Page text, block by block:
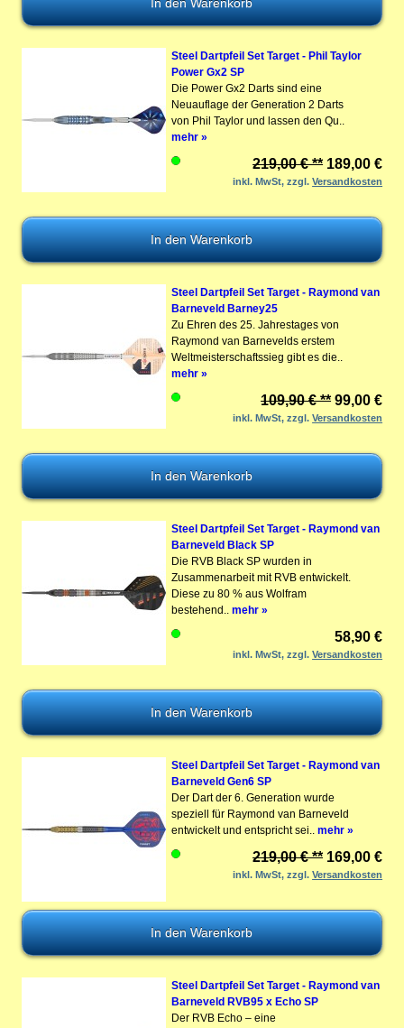
Steel Dartpfeil Set Target - Phil Taylor
Power Gx2 SP
Die Power Gx2 Darts sind eine
Neuauflage der Generation 2 Darts
von Phil Taylor und lassen den Qu..
mehr »
219,00 € ** 189,00 €
inkl. MwSt, zzgl.Versandkosten
Steel Dartpfeil Set Target - Raymond van
Barneveld Barney25
Zu Ehren des 25. Jahrestages von
Raymond van Barnevelds erstem
Weltmeisterschaftssieg gibt es die..
mehr »
109,90 € ** 99,00 €
inkl. MwSt, zzgl.Versandkosten
Steel Dartpfeil Set Target - Raymond van
Barneveld Black SP
Die RVB Black SP wurden in
Zusammenarbeit mit RVB entwickelt.
Diese zu 80 % aus Wolfram
bestehend.. mehr »
58,90 €
inkl. MwSt, zzgl.Versandkosten
Steel Dartpfeil Set Target - Raymond van
Barneveld Gen6 SP
Der Dart der 6. Generation wurde
speziell für Raymond van Barneveld
entwickelt und entspricht sei.. mehr »
219,00 € ** 169,00 €
inkl. MwSt, zzgl.Versandkosten
Steel Dartpfeil Set Target - Raymond van
Barneveld RVB95 x Echo SP
Der RVB Echo – eine